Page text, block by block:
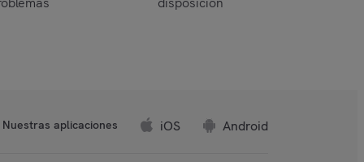
Nuestras aplicaciones iOS Android